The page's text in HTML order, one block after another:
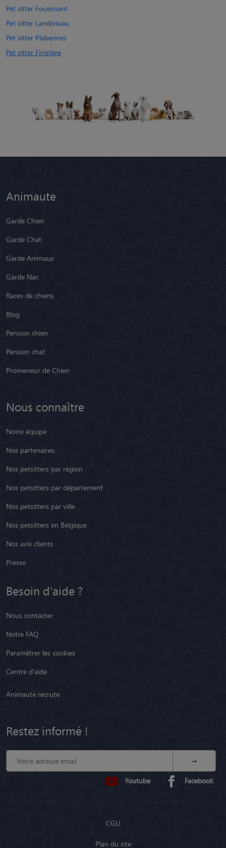
Pet sitter Fouesnant
Pet sitter Landivisiau
Pet sitter Plabennec
Pet sitter Finistère
Animaute
Garde Chien
Garde Chat
Garde Animaux
Garde Nac
Races de chiens
Blog
Pension chien
Pension chat
Promeneur de Chien
Nous connaître
Notre équipe
Nos partenaires
Nos petsitters par région
Nos petsitters par département
Nos petsitters par ville
Nos petsitters en Belgique
Nos avis clients
Presse
Besoin d'aide ?
Nous contacter
Notre FAQ
Paramétrer les cookies
Centre d'aide
Animaute recrute
Restez informé !
Youtube Facebook
CGU
Plan du site